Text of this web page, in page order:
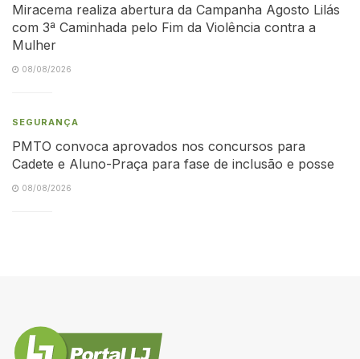
Miracema realiza abertura da Campanha Agosto Lilás
com 3ª Caminhada pelo Fim da Violência contra a
Mulher
08/08/2026
SEGURANÇA
PMTO convoca aprovados nos concursos para
Cadete e Aluno-Praça para fase de inclusão e posse
08/08/2026